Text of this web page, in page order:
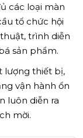
các loại màn
tổ chức hội
trình diễn
sản phẩm.
lượng thiết bị,
vận hành ổn
luôn diễn ra
mời.